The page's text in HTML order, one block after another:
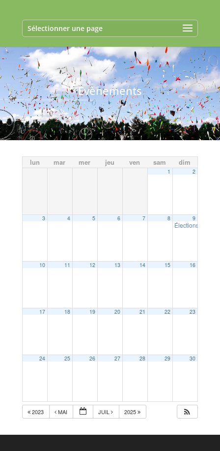
Sélectionner une page
Evènements
lun mar mer jeu ven sam dim
1 2
3 4 5 6 7 8 9
Élections
10 11 12 13 14 15 16
17 18 19 20 21 22 23
24 25 26 27 28 29 30
2023 MAI JUIL 2025